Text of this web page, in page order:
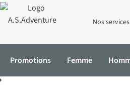
Nos services
Promotions Femme